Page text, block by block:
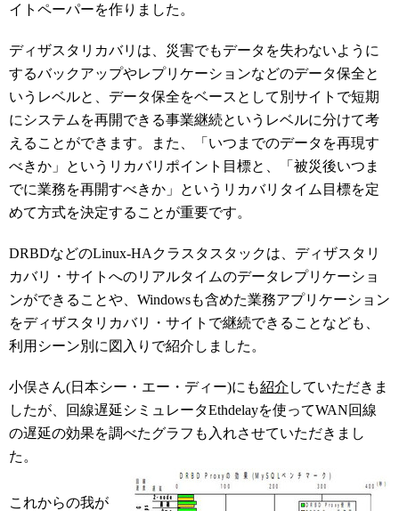
イトペーパーを作りました。
ディザスタリカバリは、災害でもデータを失わないように
するバックアップやレプリケーションなどのデータ保全と
いうレベルと、データ保全をベースとして別サイトで短期
にシステムを再開できる事業継続というレベルに分けて考
えることができます。また、「いつまでのデータを再現す
べきか」というリカバリポイント目標と、「被災後いつま
でに業務を再開すべきか」というリカバリタイム目標を定
めて方式を決定することが重要です。
DRBDなどのLinux-HAクラスタスタックは、ディザスタリ
カバリ・サイトへのリアルタイムのデータレプリケーショ
ンができることや、Windowsも含めた業務アプリケーション
をディザスタリカバリ・サイトで継続できることなども、
利用シーン別に図入りで紹介しました。
小俣さん(日本シー・エー・ディー)にも紹介 していただきま
したが、回線遅延シミュレータEthdelayを使ってWAN回線
の遅延の効果を調べたグラフも入れさせていただきまし
た。
これからの我が